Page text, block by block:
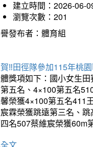
建立時間：2026-06-
瀏覽次數：201
發布者：體育組
‼️田徑隊參加115年桃
獎項如下：國小女生
五名、4×100第五名
榮獲4×100第五名411
霖榮獲跳遠第三名、
名507蔡維宸榮獲60m